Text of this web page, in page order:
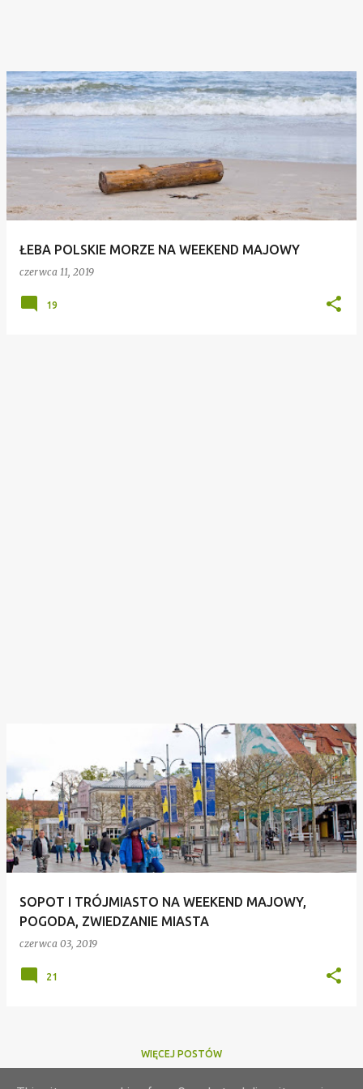
ŁEBA POLSKIE MORZE NA WEEKEND MAJOWY
czerwca 11, 2019
19
SOPOT I TRÓJMIASTO NA WEEKEND MAJOWY,
POGODA, ZWIEDZANIE MIASTA
czerwca 03, 2019
21
WIĘCEJ POSTÓW